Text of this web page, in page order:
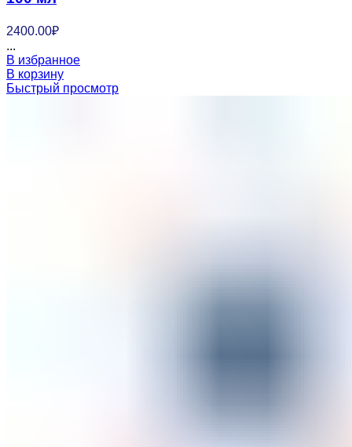
2400.00₽
...
В избранное
В корзину
Быстрый просмотр